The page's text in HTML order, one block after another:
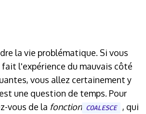
la vie problématique. Si vous
fait l'expérience du mauvais côté
vous allez certainement y
une question de temps. Pour
vous de la fonction COALESCE
, qui